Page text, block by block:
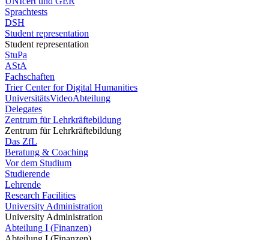
Sprachtests
DSH
Student representation
Student representation
StuPa
AStA
Fachschaften
Trier Center for Digital Humanities
UniversitätsVideoAbteilung
Delegates
Zentrum für Lehrkräftebildung
Zentrum für Lehrkräftebildung
Das ZfL
Beratung & Coaching
Vor dem Studium
Studierende
Lehrende
Research Facilities
University Administration
University Administration
Abteilung I (Finanzen)